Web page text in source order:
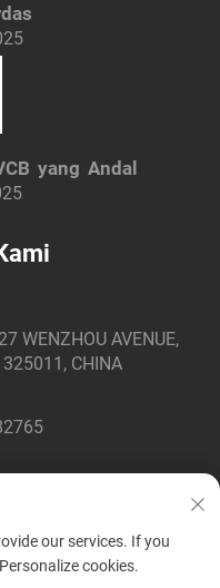
yang Andal
WENZHOU AVENUE,
325011, CHINA
our services. If you
cookies.